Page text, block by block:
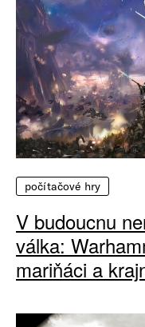
počítačové hry
V budoucnu
válka:
mariňáci a